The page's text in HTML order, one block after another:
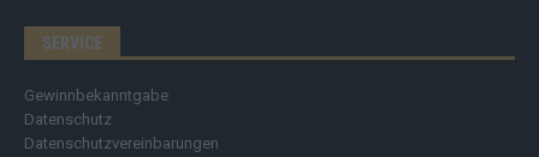
SERVICE
Gewinnbekanntgabe
Datenschutz
Datenschutzvereinbarungen